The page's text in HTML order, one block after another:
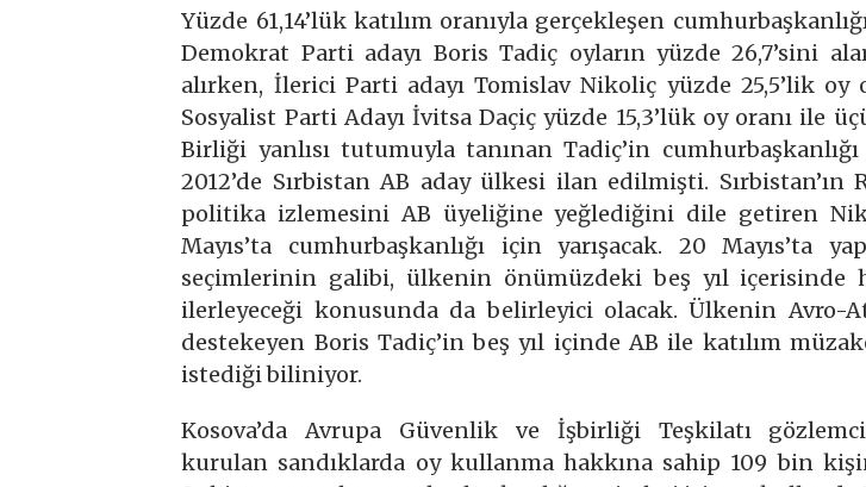
Yüzde 61,14’lük katılım oranıyla gerçekleşen
Demokrat Parti adayı Boris Tadiç oyların yüzde 26,7’sini
alırken, İlerici Parti adayı Tomislav Nikoliç yüzde 25,5’lik
Sosyalist Parti Adayı İvitsa Daçiç yüzde 15,3’lük oy oranı ile
Birliği yanlısı tutumuyla tanınan Tadiç’in
2012’de Sırbistan AB aday ülkesi ilan edilmişti. Sırbistan’ın
politika izlemesini AB üyeliğine yeğlediğini dile getiren
Mayıs’ta cumhurbaşkanlığı için yarışacak. 20 Mayıs’ta
seçimlerinin galibi, ülkenin önümüzdeki beş yıl içerisinde
ilerleyeceği konusunda da belirleyici olacak. Ülkenin Avro-
destekeyen Boris Tadiç’in beş yıl içinde AB ile katılım
istediği biliniyor.
Kosova’da Avrupa Güvenlik ve İşbirliği Teşkilatı
kurulan sandıklarda oy kullanma hakkına sahip 109 bin